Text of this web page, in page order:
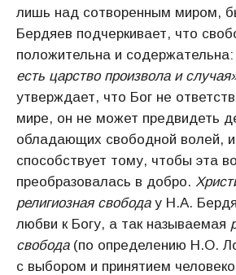
лишь над сотворенным миром,
Бердяев подчеркивает, что
положительна и содержательна:
есть царство произвола и
утверждает, что Бог не
мире, он не может предвидеть
обладающих свободной волей,
способствует тому, чтобы эта
преобразовалась в добро.
религиозная свободау Н.А.
любви к Богу, а так называемая
свобода(по определению Н.О.
с выбором и принятием